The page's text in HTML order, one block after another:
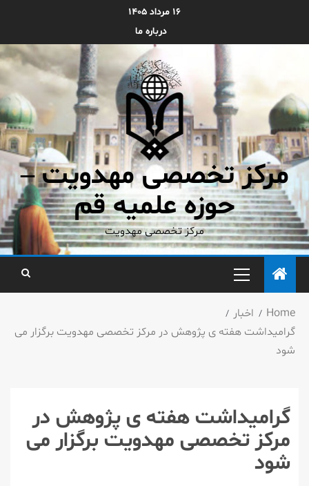
۱۶ مرداد ۱۴۰۵
درباره ما
مرکز تخصصی مهدویت –
حوزه علمیه قم
مرکز تخصصی مهدویت
Home
اخبار
گرامیداشت هفته ی پژوهش در مرکز تخصصی مهدویت برگزار می
شود
گرامیداشت هفته ی پژوهش در
مرکز تخصصی مهدویت برگزار می
شود